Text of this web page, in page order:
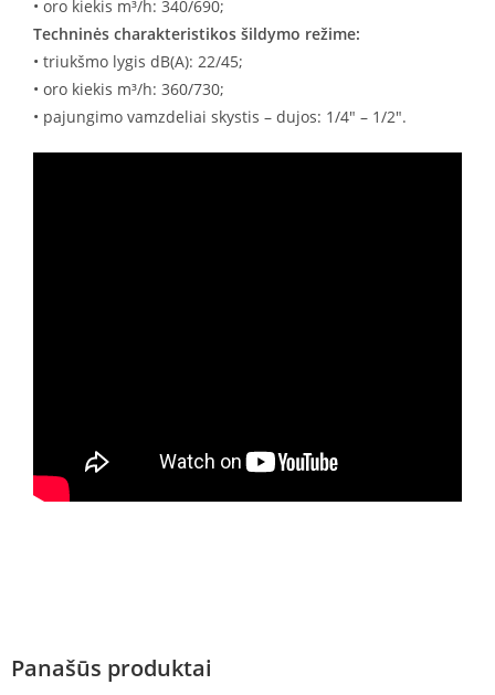
• oro kiekis m³/h: 340/690;
Techninės charakteristikos šildymo režime:
• triukšmo lygis dB(A): 22/45;
• oro kiekis m³/h: 360/730;
• pajungimo vamzdeliai skystis – dujos: 1/4″ – 1/2″.
Panašūs produktai